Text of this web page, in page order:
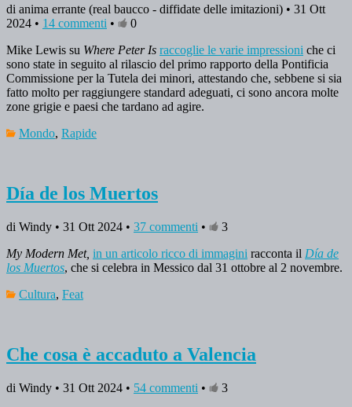
di anima errante (real baucco - diffidate delle imitazioni) • 31 Ott
2024 • 14 commenti •
0
Mike Lewis su Where Peter Is raccoglie le varie impressioni che ci
sono state in seguito al rilascio del primo rapporto della Pontificia
Commissione per la Tutela dei minori, attestando che, sebbene si sia
fatto molto per raggiungere standard adeguati, ci sono ancora molte
zone grigie e paesi che tardano ad agire.
Mondo, Rapide
Día de los Muertos
di Windy • 31 Ott 2024 • 37 commenti •
3
My Modern Met, in un articolo ricco di immagini racconta il Día de
los Muertos, che si celebra in Messico dal 31 ottobre al 2 novembre.
Cultura, Feat
Che cosa è accaduto a Valencia
di Windy • 31 Ott 2024 • 54 commenti •
3